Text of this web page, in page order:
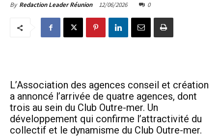
By Redaction Leader Réunion 12/06/2026 0
L’Association des agences conseil et création
a annoncé l’arrivée de quatre agences, dont
trois au sein du Club Outre-mer. Un
développement qui confirme l’attractivité du
collectif et le dynamisme du Club Outre-mer.